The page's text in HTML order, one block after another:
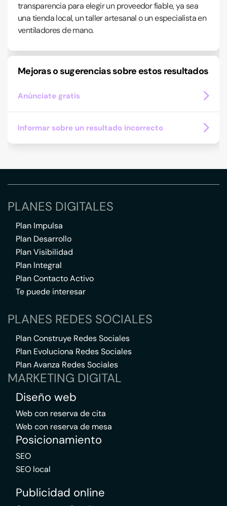
transparencia para elegir un proveedor fiable, ya sea
una tienda local, un taller artesanal o un especialista en
ventiladores de mano.
Mejoras o sugerencias sobre estos resultados
Anúnciate gratis
Informar sobre un resultado incorrecto
PLANES DIGITALES
Plan Impulsa
Plan Desarrollo
Plan Visibilidad
Plan Integral
Plan Contacto Activo
Te puede interesar
PLANES REDES SOCIALES
Plan Construye Redes Sociales
Plan Evoluciona Redes Sociales
Plan Avanza Redes Sociales
MARKETING DIGITAL
Diseño web
Web con reserva de cita
Web con reserva de mesa
Posicionamiento
SEO
SEO local
Publicidad online